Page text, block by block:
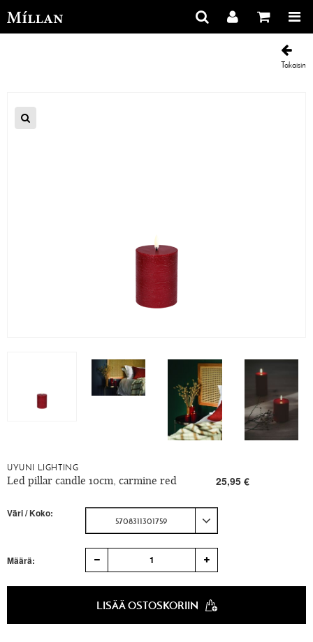
Takaisin
UYUNI LIGHTING
Led pillar candle 10cm, carmine red 25,95 €
Väri / Koko:
5708311301759
Määrä: 1
LISÄÄ OSTOSKORIIN